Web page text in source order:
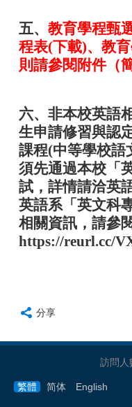
五、 教育學程甄
程表(下載)、教
則請參閱附件（
六、非本校英語
生申請修習與認
課程(中等學校語
須先通過本校「
試，詳情請洽英
英語系「英文科
相關資訊，請參
https://reurl.cc/
分享
訪問人
繁體 简体 English